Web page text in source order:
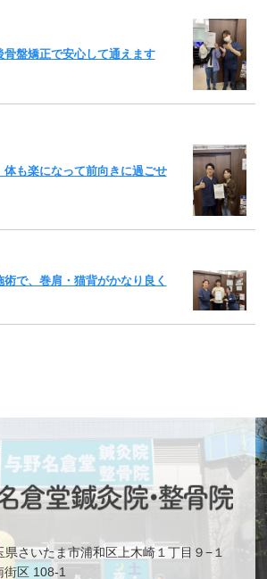
盤矯正で安心して通えます
も楽になって前向きに過ごせ
で、巻肩・猫背がかなり良く
さいたま市浦和区上木崎１丁目９−１
街区 108-1